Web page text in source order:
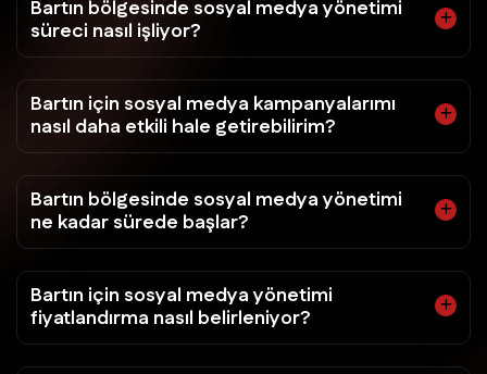
Bartın bölgesinde sosyal medya yönetimi
süreci nasıl işliyor?
Bartın için sosyal medya kampanyalarımı
nasıl daha etkili hale getirebilirim?
Bartın bölgesinde sosyal medya yönetimi
ne kadar sürede başlar?
Bartın için sosyal medya yönetimi
fiyatlandırma nasıl belirleniyor?